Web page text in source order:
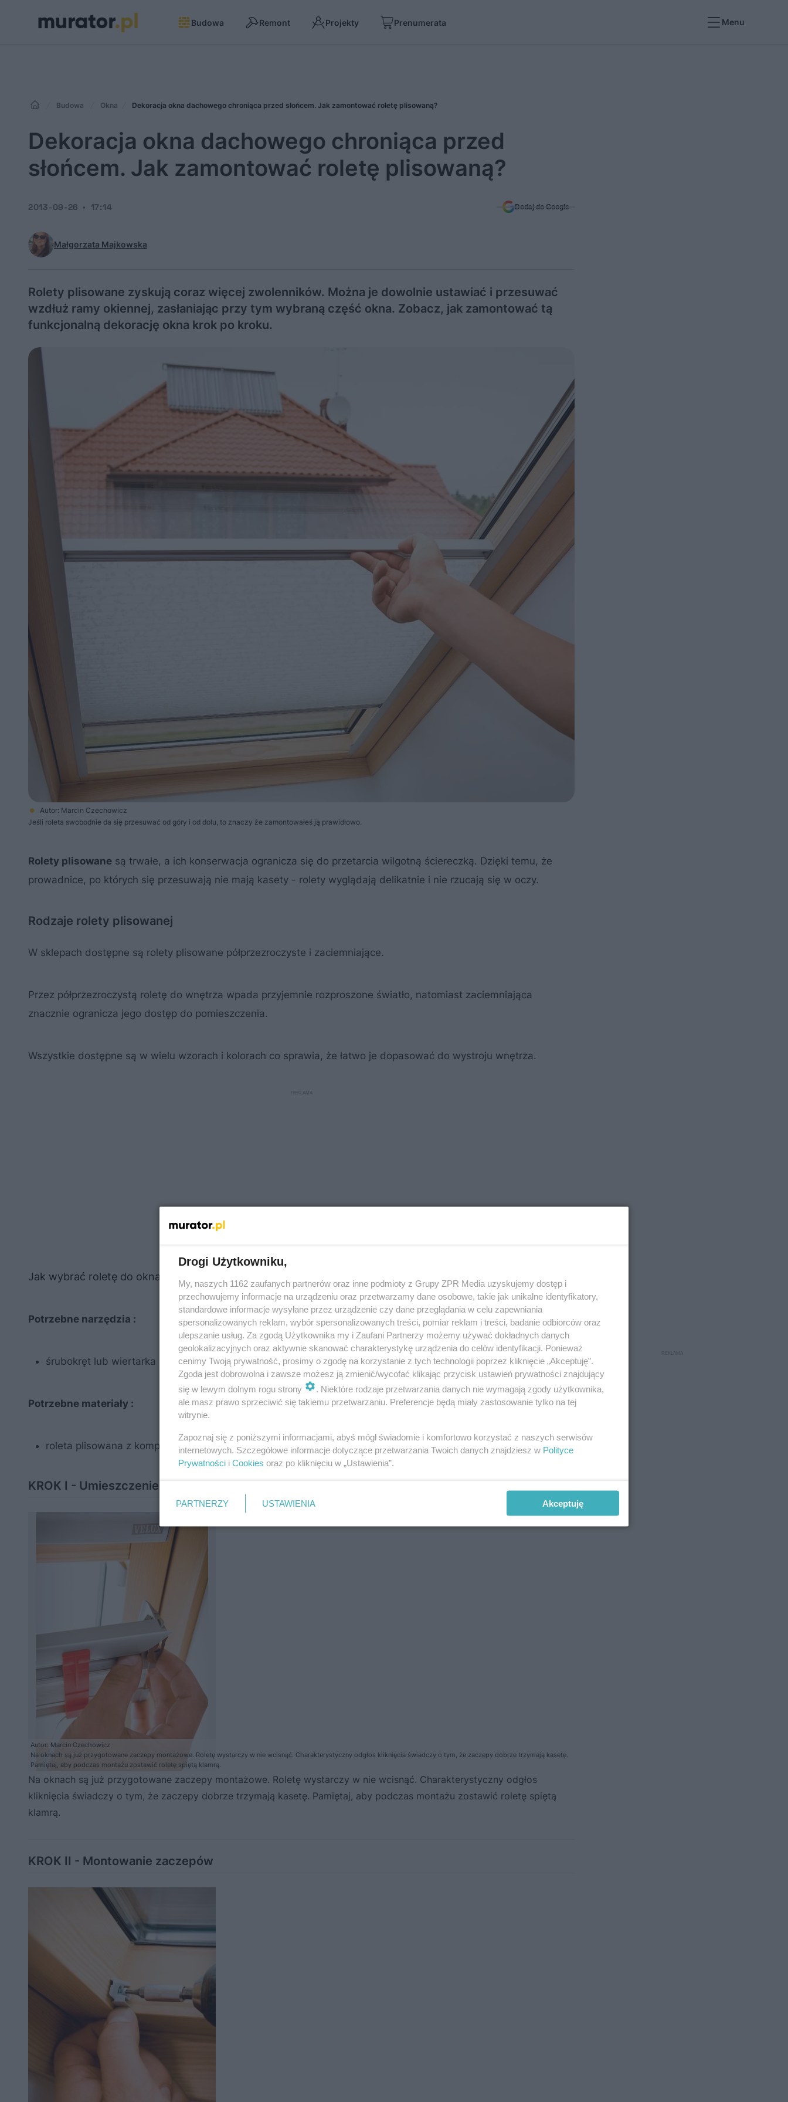
Budowa Remont Projekty Prenumerata Menu
Budowa Okna Dekoracja okna dachowego chroniąca przed słońcem. Jak zamontować roletę plisowaną?
Dekoracja okna dachowego chroniąca przed
słońcem. Jak zamontować roletę plisowaną?
Małgorzata Majkowska
2013-09-26 17:14 Dodaj do Google
Rolety plisowane zyskują coraz więcej zwolenników. Można je dowolnie ustawiać i przesuwać
wzdłuż ramy okiennej, zasłaniając przy tym wybraną część okna. Zobacz, jak zamontować tą
funkcjonalną dekorację okna krok po kroku.
Autor: Marcin Czechowicz
Jeśli roleta swobodnie da się przesuwać od góry i od dołu, to znaczy że zamontowałeś ją prawidłowo.
Rolety plisowane są trwałe, a ich konserwacja ogranicza się do przetarcia wilgotną ściereczką. Dzięki temu, że
prowadnice, po których się przesuwają nie mają kasety - rolety wyglądają delikatnie i nie rzucają się w oczy.
Rodzaje rolety plisowanej
W sklepach dostępne są rolety plisowane półprzezroczyste i zaciemniające.
Przez półprzezroczystą roletę do wnętrza wpada przyjemnie rozproszone światło, natomiast zaciemniająca
znacznie ogranicza jego dostęp do pomieszczenia.
Wszystkie dostępne są w wielu wzorach i kolorach co sprawia, że łatwo je dopasować do wystroju wnętrza.
Jak wybrać roletę do okna dachowego?
Potrzebne narzędzia :
śrubokręt lub wiertarka
Potrzebne materiały :
roleta plisowana z kompletem montażowym
KROK I - Umieszczenie rolety w zaczepach
Autor: Marcin Czechowicz
Na oknach są już przygotowane zaczepy montażowe. Roletę wystarczy w nie wcisnąć. Charakterystyczny odgłos kliknięcia świadczy o tym, że zaczepy dobrze trzymają kasetę.
Pamiętaj, aby podczas montażu zostawić roletę spiętą klamrą.
Na oknach są już przygotowane zaczepy montażowe. Roletę wystarczy w nie wcisnąć. Charakterystyczny odgłos
kliknięcia świadczy o tym, że zaczepy dobrze trzymają kasetę. Pamiętaj, aby podczas montażu zostawić roletę spiętą
klamrą.
KROK II - Montowanie zaczepów
Drogi Użytkowniku,
My, naszych 1162 zaufanych partnerów oraz inne podmioty z Grupy ZPR Media uzyskujemy dostęp i
przechowujemy informacje na urządzeniu oraz przetwarzamy dane osobowe, takie jak unikalne identyfikatory,
standardowe informacje wysyłane przez urządzenie czy dane przeglądania w celu zapewniania
spersonalizowanych reklam, wybór spersonalizowanych treści, pomiar reklam i treści, badanie odbiorców oraz
ulepszanie usług. Za zgodą Użytkownika my i Zaufani Partnerzy możemy używać dokładnych danych
geolokalizacyjnych oraz aktywnie skanować charakterystykę urządzenia do celów identyfikacji. Ponieważ
cenimy Twoją prywatność, prosimy o zgodę na korzystanie z tych technologii poprzez kliknięcie „Akceptuję”.
Zgoda jest dobrowolna i zawsze możesz ją zmienić/wycofać klikając przycisk ustawień prywatności znajdujący
się w lewym dolnym rogu strony
. Niektóre rodzaje przetwarzania danych nie wymagają zgody użytkownika,
ale masz prawo sprzeciwić się takiemu przetwarzaniu. Preferencje będą miały zastosowanie tylko na tej
witrynie.
Zapoznaj się z poniższymi informacjami, abyś mógł świadomie i komfortowo korzystać z naszych serwisów
internetowych. Szczegółowe informacje dotyczące przetwarzania Twoich danych znajdziesz w Polityce
Prywatności i Cookies oraz po kliknięciu w „Ustawienia”.
PARTNERZY USTAWIENIA Akceptuję